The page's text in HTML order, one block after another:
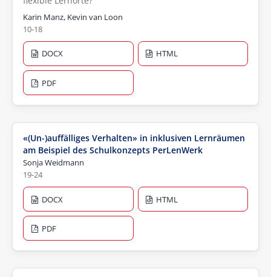
Karin Manz, Kevin van Loon
10-18
DOCX HTML
PDF
«(Un-)auffälliges Verhalten» in inklusiven Lernräumen
am Beispiel des Schulkonzepts PerLenWerk
Sonja Weidmann
19-24
DOCX HTML
PDF